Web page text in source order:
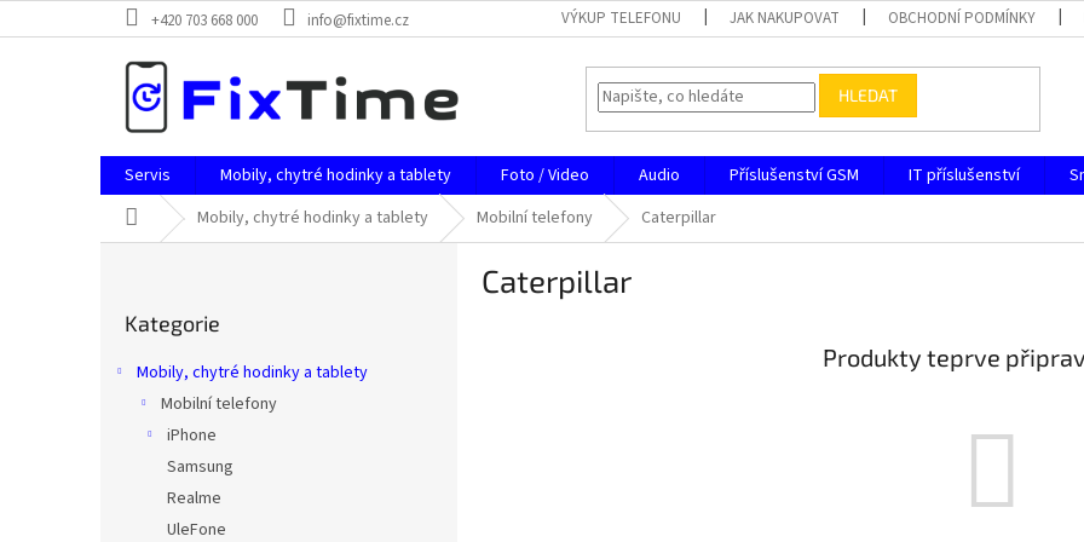
na
+420 703 668 000 info@fixtime.cz VÝKUP TELEFONU JAK NAKUPOVAT OBCHODNÍ PODMÍNKY
HLEDAT
Servis Mobily, chytré hodinky a tablety Foto / Video Audio Příslušenství GSM IT příslušenství
Domů Mobily, chytré hodinky a tablety Mobilní telefony Caterpillar
kategorie
Kategorie
Mobily, chytré hodinky a tablety
Mobilní telefony
iPhone
Samsung
Realme
UleFone
Caterpillar
Produkty teprve